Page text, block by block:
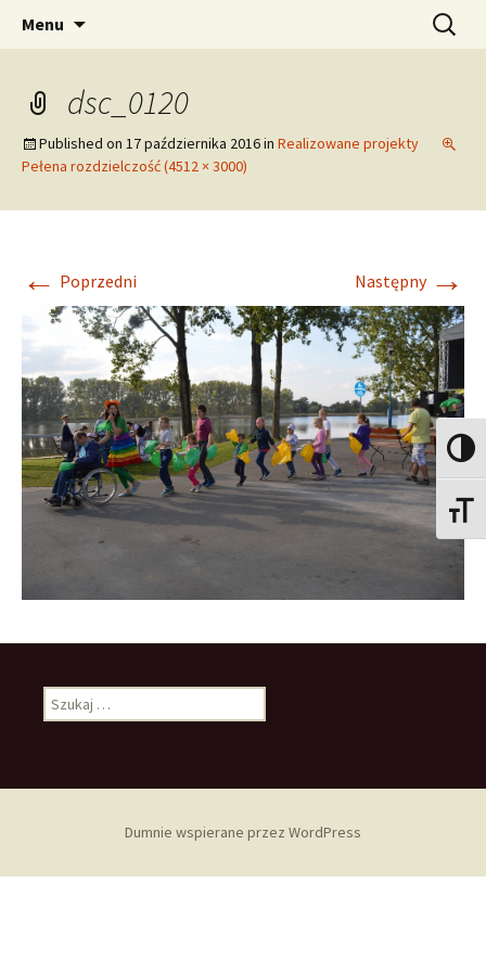
Stowarzyszenie Pomocy
"SOS" w Środzie
Wielkopolskiej
Stowarzyszenie Pomocy "SOS" w Środzie
Wielkopolskiej. Jednostka prowadząca
Warsztat Terapii Zajęciowej w Środzie
Wielkopolskiej.
Menu Szukaj:
dsc_0120
Published on 17 października 2016in Realizowane projekty
Pełena rozdzielczość (4512 × 3000)
← Poprzedni Następny →
Szukaj:
Dumnie wspierane przez WordPress